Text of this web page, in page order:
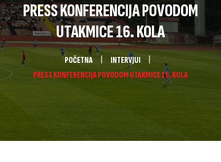
PRESS KONFERENCIJA POVODOM
UTAKMICE 16. KOLA
POČETNA
INTERVJUI
PRESS KONFERENCIJA POVODOM UTAKMICE 16. KOLA